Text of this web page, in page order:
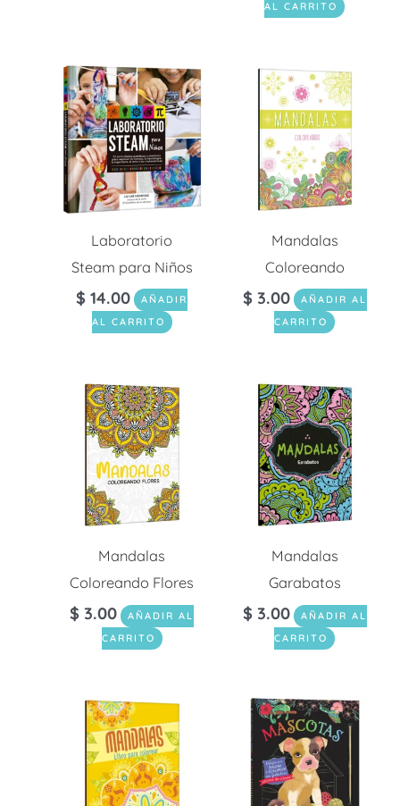
AL CARRITO
Laboratorio
Steam para Niños
$ 14.00
AÑADIR
AL CARRITO
Mandalas
Coloreando
$ 3.00
AÑADIR AL
CARRITO
Mandalas
Coloreando Flores
$ 3.00
AÑADIR AL
CARRITO
Mandalas
Garabatos
$ 3.00
AÑADIR AL
CARRITO